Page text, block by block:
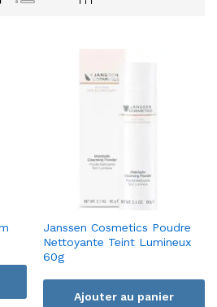
Janssen Cosmetics Poudre
Nettoyante Teint Lumineux
60g
Ajouter au panier